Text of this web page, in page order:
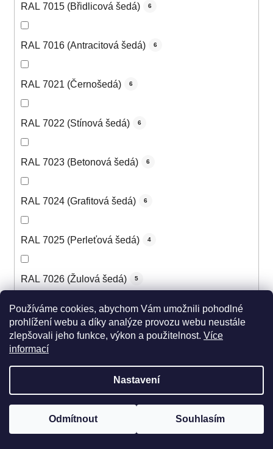
Používáme cookies, abychom Vám umožnili pohodlné
prohlížení webu a díky analýze provozu webu neustále
zlepšovali jeho funkce, výkon a použitelnost. Více
informací
Nastavení
Odmítnout Souhlasím
RAL 7015 (Břidlicová šedá) 6
RAL 7016 (Antracitová šedá) 6
RAL 7021 (Černošedá) 6
RAL 7022 (Stínová šedá) 6
RAL 7023 (Betonová šedá) 6
RAL 7024 (Grafitová šedá) 6
RAL 7025 (Perleťová šedá) 4
RAL 7026 (Žulová šedá) 5
RAL 7030 (Kamenná šedá)
RAL 7031 (Šedomodrá)
RAL 7032 (Štěrková šedá) 6
RAL 7033 (Cementová šedá) 5